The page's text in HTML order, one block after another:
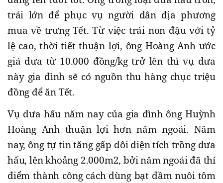
trái lớn để phục vụ người dân địa phương
mua về trưng Tết. Từ việc trái non đậu với tỷ
lệ cao, thời tiết thuận lợi, ông Hoàng Anh ước
giá dưa từ 10.000 đồng/kg trở lên thì vụ dưa
này gia đình sẽ có nguồn thu hàng chục triệu
đồng để ăn Tết.
Vụ dưa hấu năm nay của gia đình ông Huỳnh
Hoàng Anh thuận lợi hơn năm ngoái. Năm
nay, ông tự tin tăng gấp đôi diện tích trồng dưa
hấu, lên khoảng 2.000m2, bởi năm ngoái đã thí
điểm thành công cách dùng bạt đầm nuôi tôm